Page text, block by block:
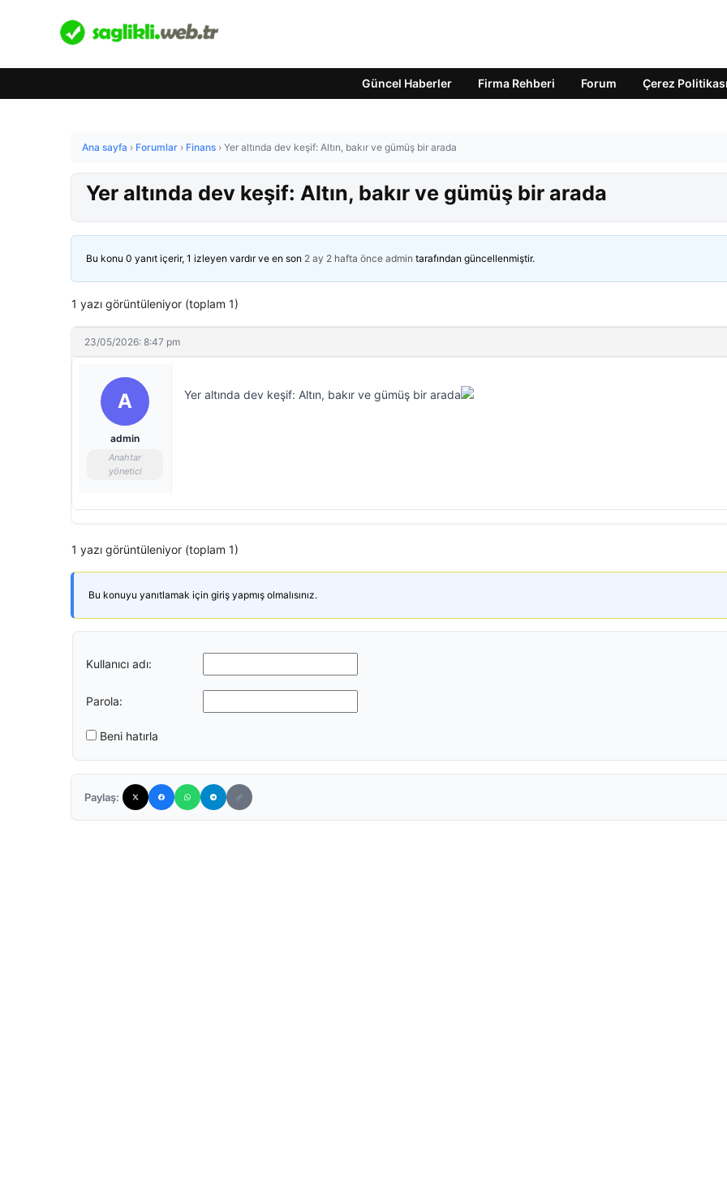
Güncel Haberler Firma Rehberi Forum Çerez Politikası
Ana sayfa › Forumlar › Finans › Yer altında dev keşif: Altın, bakır ve gümüş bir arada
Yer altında dev keşif: Altın, bakır ve gümüş bir arada
Bu konu 0 yanıt içerir, 1 izleyen vardır ve en son 2 ay 2 hafta önce admin tarafından güncellenmiştir.
1 yazı görüntüleniyor (toplam 1)
23/05/2026: 8:47 pm
A
admin
Anahtar
yönetici
Yer altında dev keşif: Altın, bakır ve gümüş bir arada
1 yazı görüntüleniyor (toplam 1)
Bu konuyu yanıtlamak için giriş yapmış olmalısınız.
Kullanıcı adı:
Parola:
Beni hatırla
Paylaş: